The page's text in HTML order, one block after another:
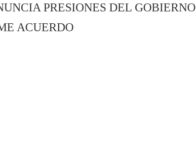
PRESIONES DEL GOBIERNO
ACUERDO